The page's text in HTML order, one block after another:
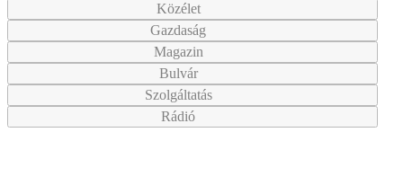
Közélet
Gazdaság
Magazin
Bulvár
Szolgáltatás
Rádió